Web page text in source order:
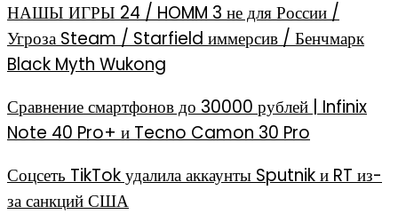
НАШЫ ИГРЫ 24 / HOMM 3 не для России /
Угроза Steam / Starfield иммерсив / Бенчмарк
Black Myth Wukong
Сравнение смартфонов до 30000 рублей | Infinix
Note 40 Pro+ и Tecno Camon 30 Pro
Соцсеть TikTok удалила аккаунты Sputnik и RT из-
за санкций США